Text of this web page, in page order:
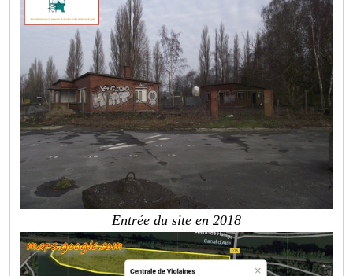
Entrée du site en 2018